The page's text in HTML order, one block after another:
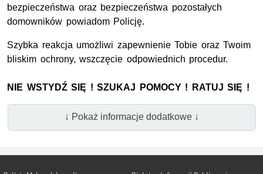
bezpieczeństwa oraz bezpieczeństwa pozostałych
domowników powiadom Policję.
Szybka reakcja umożliwi zapewnienie Tobie oraz Twoim
bliskim ochrony, wszczęcie odpowiednich procedur.
NIE WSTYDŹ SIĘ ! SZUKAJ POMOCY ! RATUJ SIĘ !
↓ Pokaż informacje dodatkowe ↓